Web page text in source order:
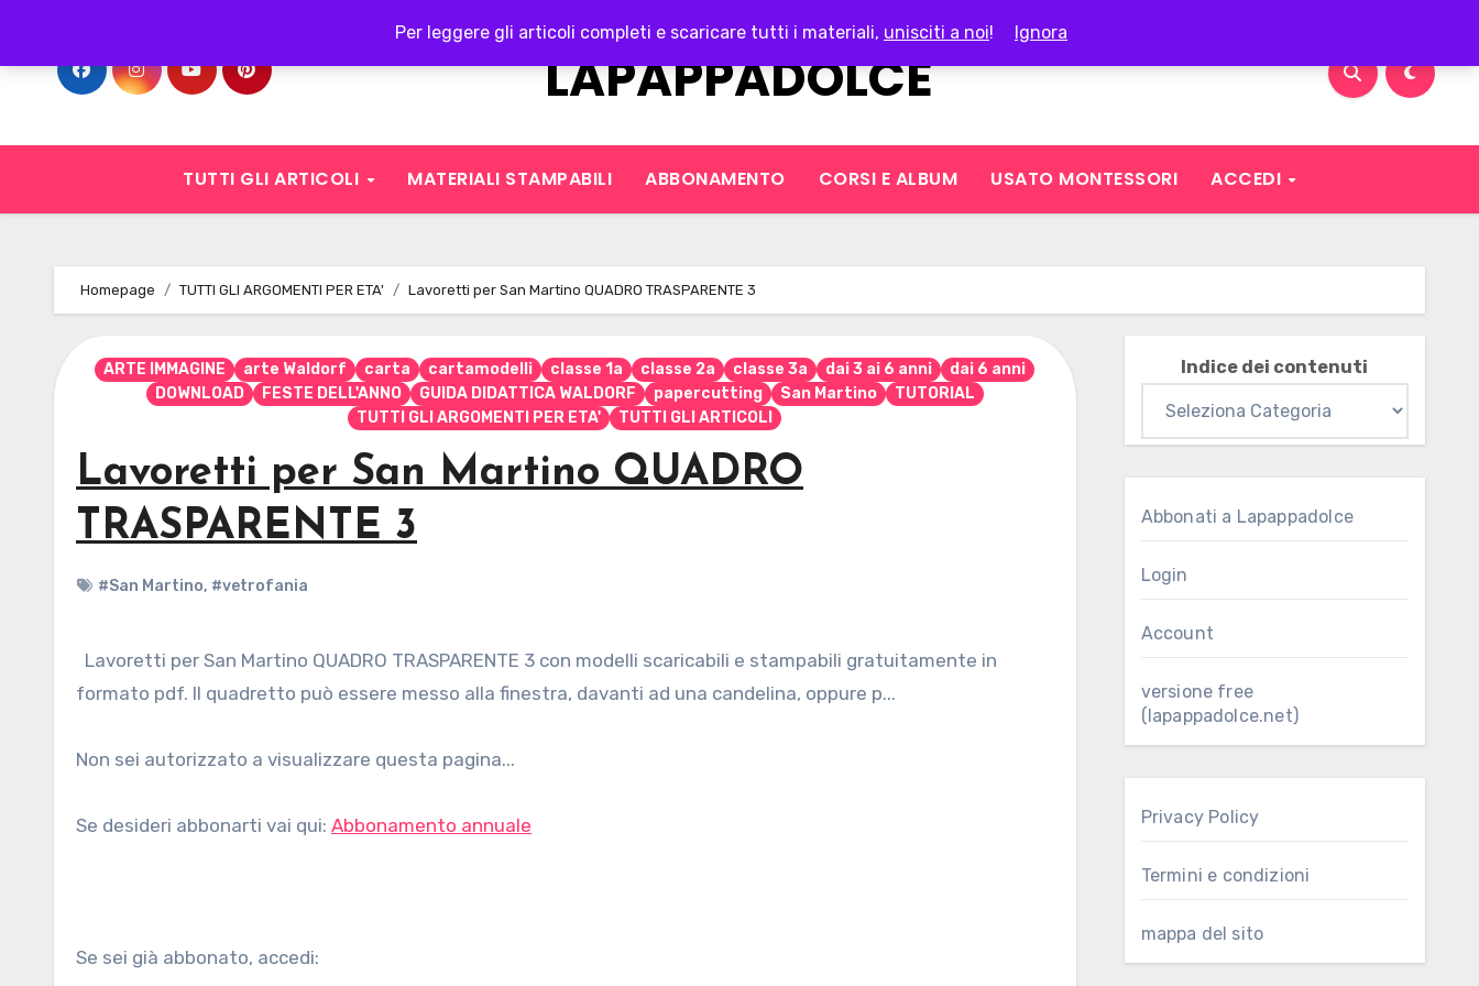
Per leggere gli articoli completi e scaricare tutti i materiali, unisciti a noi! Ignora
content
LAPAPPADOLCE
TUTTI GLI ARTICOLI MATERIALI STAMPABILI ABBONAMENTO CORSI E ALBUM USATO MONTESSORI ACCEDI
Homepage TUTTI GLI ARGOMENTI PER ETA' Lavoretti per San Martino QUADRO TRASPARENTE 3
ARTE IMMAGINE arte Waldorf carta cartamodelli classe 1a classe 2a classe 3a dai 3 ai 6 anni
dai 6 anni
DOWNLOAD
FESTE DELL'ANNO GUIDA DIDATTICA WALDORF papercutting San Martino
TUTORIAL
TUTTI GLI ARGOMENTI PER ETA'
TUTTI GLI ARTICOLI
Lavoretti per San Martino QUADRO
TRASPARENTE 3
#San Martino, #vetrofania
Lavoretti per San Martino QUADRO TRASPARENTE 3 con modelli scaricabili e stampabili gratuitamente in
formato pdf. Il quadretto può essere messo alla finestra, davanti ad una candelina, oppure p...
Non sei autorizzato a visualizzare questa pagina...
Se desideri abbonarti vai qui: Abbonamento annuale
Se sei già abbonato, accedi:
Indice dei contenuti
Abbonati a Lapappadolce
Login
Account
versione free
(lapappadolce.net)
Privacy Policy
Termini e condizioni
mappa del sito